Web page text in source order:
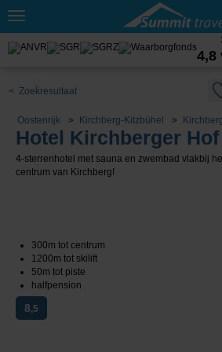
Toggle
4,8
< Zoekresultaat
Oostenrijk Kirchberg-Kitzbühel
Hotel Kirchberger Hof
4-sterrenhotel met sauna en zwembad vlakbij
centrum van Kirchberg!
300m tot centrum
1200m tot skilift
50m tot piste
halfpension
8,5